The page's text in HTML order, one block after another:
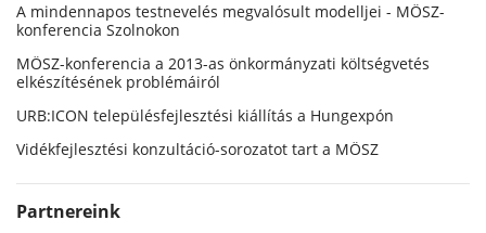
A mindennapos testnevelés megvalósult modelljei - MÖSZ-
konferencia Szolnokon
MÖSZ-konferencia a 2013-as önkormányzati költségvetés
elkészítésének problémáiról
URB:ICON településfejlesztési kiállítás a Hungexpón
Vidékfejlesztési konzultáció-sorozatot tart a MÖSZ
Partnereink